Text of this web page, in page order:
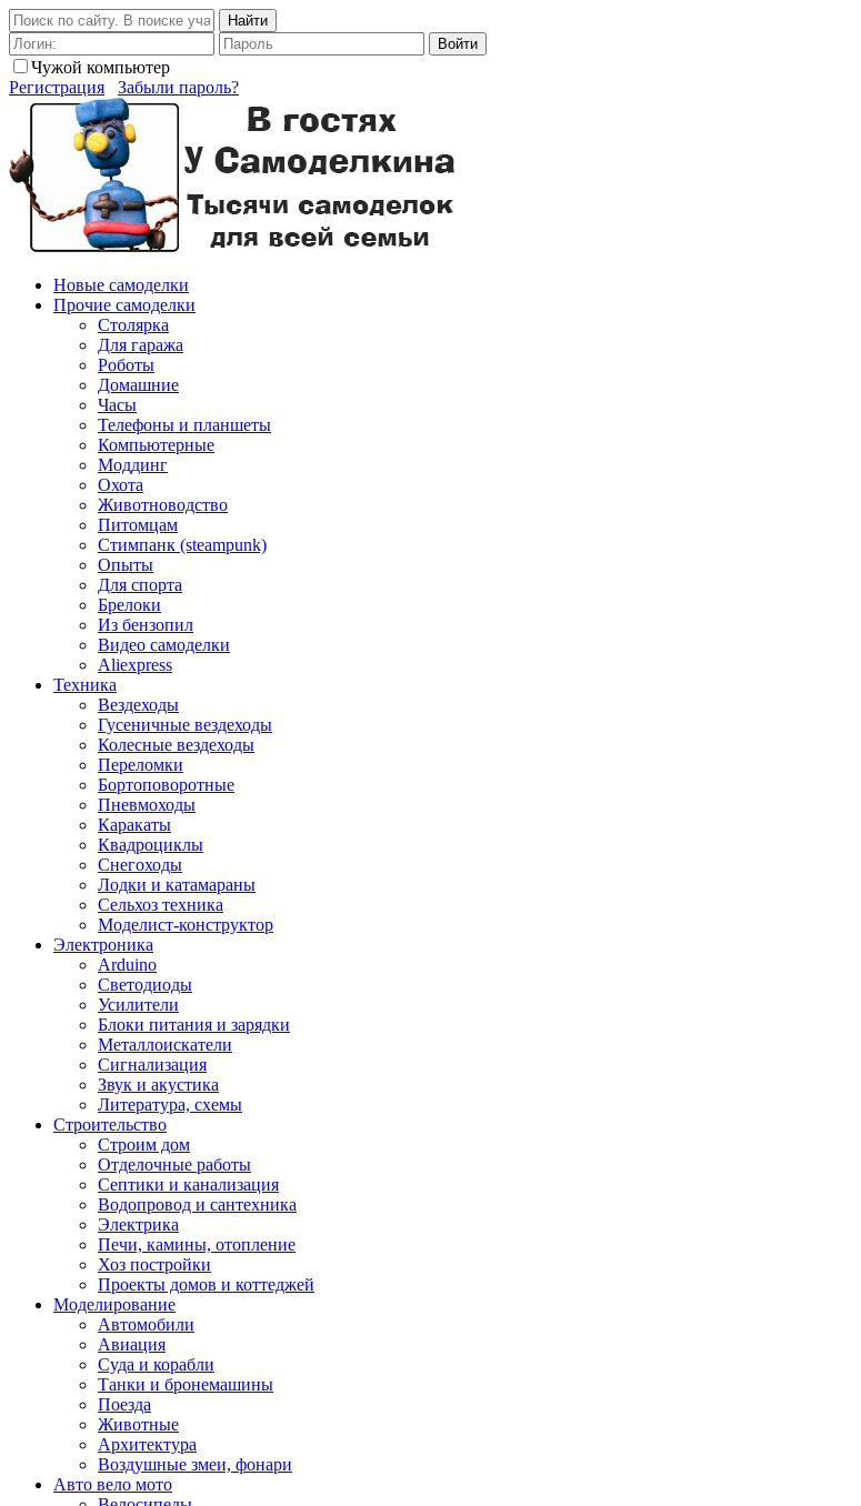
Найти
Войти
Чужой компьютер
Регистрация
Забыли пароль?
Новые самоделки
Прочие самоделки
Столярка
Для гаража
Роботы
Домашние
Часы
Телефоны и планшеты
Компьютерные
Моддинг
Охота
Животноводство
Питомцам
Стимпанк (steampunk)
Опыты
Для спорта
Брелоки
Из бензопил
Видео самоделки
Aliexpress
Техника
Вездеходы
Гусеничные вездеходы
Колесные вездеходы
Переломки
Бортоповоротные
Пневмоходы
Каракаты
Квадроциклы
Снегоходы
Лодки и катамараны
Сельхоз техника
Моделист-конструктор
Электроника
Arduino
Светодиоды
Усилители
Блоки питания и зарядки
Металлоискатели
Сигнализация
Звук и акустика
Литература, схемы
Строительство
Строим дом
Отделочные работы
Септики и канализация
Водопровод и сантехника
Электрика
Печи, камины, отопление
Хоз постройки
Проекты домов и коттеджей
Моделирование
Автомобили
Авиация
Суда и корабли
Танки и бронемашины
Поезда
Животные
Архитектура
Воздушные змеи, фонари
Авто вело мото